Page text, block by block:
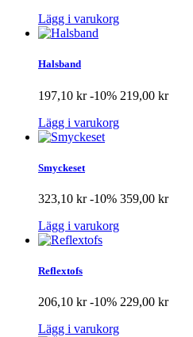
Lägg i varukorg
Halsband
197,10 kr -10% 219,00 kr
Lägg i varukorg
Smyckeset
323,10 kr -10% 359,00 kr
Lägg i varukorg
Reflextofs
206,10 kr -10% 229,00 kr
Lägg i varukorg